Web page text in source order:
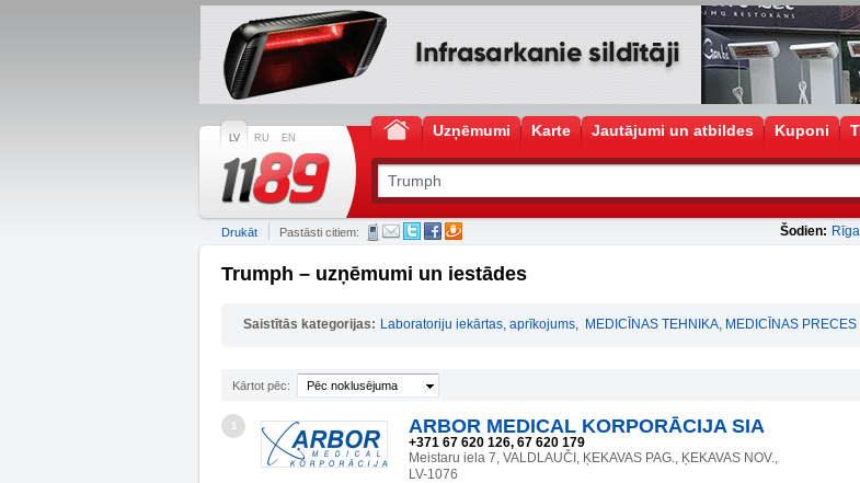
LV RU EN Uzņēmumi Karte Jautājumi un atbildes Kuponi
Šodien: Rīga
Drukāt Pastāsti citiem:
Trumph – uzņēmumi un iestādes
Saistītās kategorijas: Laboratoriju iekārtas, aprīkojums, MEDICĪNAS TEHNIKA, MEDICĪNAS PRECES
Kārtot pēc: Pēc noklusējuma
1 ARBOR MEDICAL KORPORĀCIJA SIA
+371 67 620 126, 67 620 179
Meistaru iela 7, VALDLAUČI, ĶEKAVAS PAG., ĶEKAVAS NOV.,
LV-1076